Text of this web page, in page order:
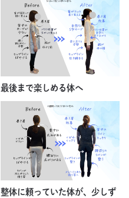
最後まで楽しめる体へ
整体に頼っていた体が、少しず